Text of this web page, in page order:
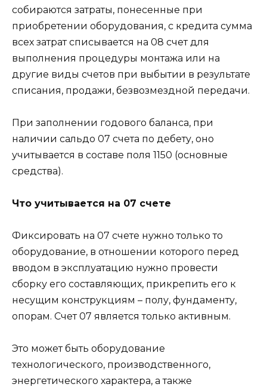
собираются затраты, понесенные при
приобретении оборудования, с кредита сумма
всех затрат списывается на 08 счет для
выполнения процедуры монтажа или на
другие виды счетов при выбытии в результате
списания, продажи, безвозмездной передачи.
При заполнении годового баланса, при
наличии сальдо 07 счета по дебету, оно
учитывается в составе поля 1150 (основные
средства).
Что учитывается на 07 счете
Фиксировать на 07 счете нужно только то
оборудование, в отношении которого перед
вводом в эксплуатацию нужно провести
сборку его составляющих, прикрепить его к
несущим конструкциям – полу, фундаменту,
опорам. Счет 07 является только активным.
Это может быть оборудование
технологического, производственного,
энергетического характера, а также